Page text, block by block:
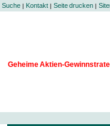
Suche| Kontakt| Seite drucken |
Geheime Aktien-